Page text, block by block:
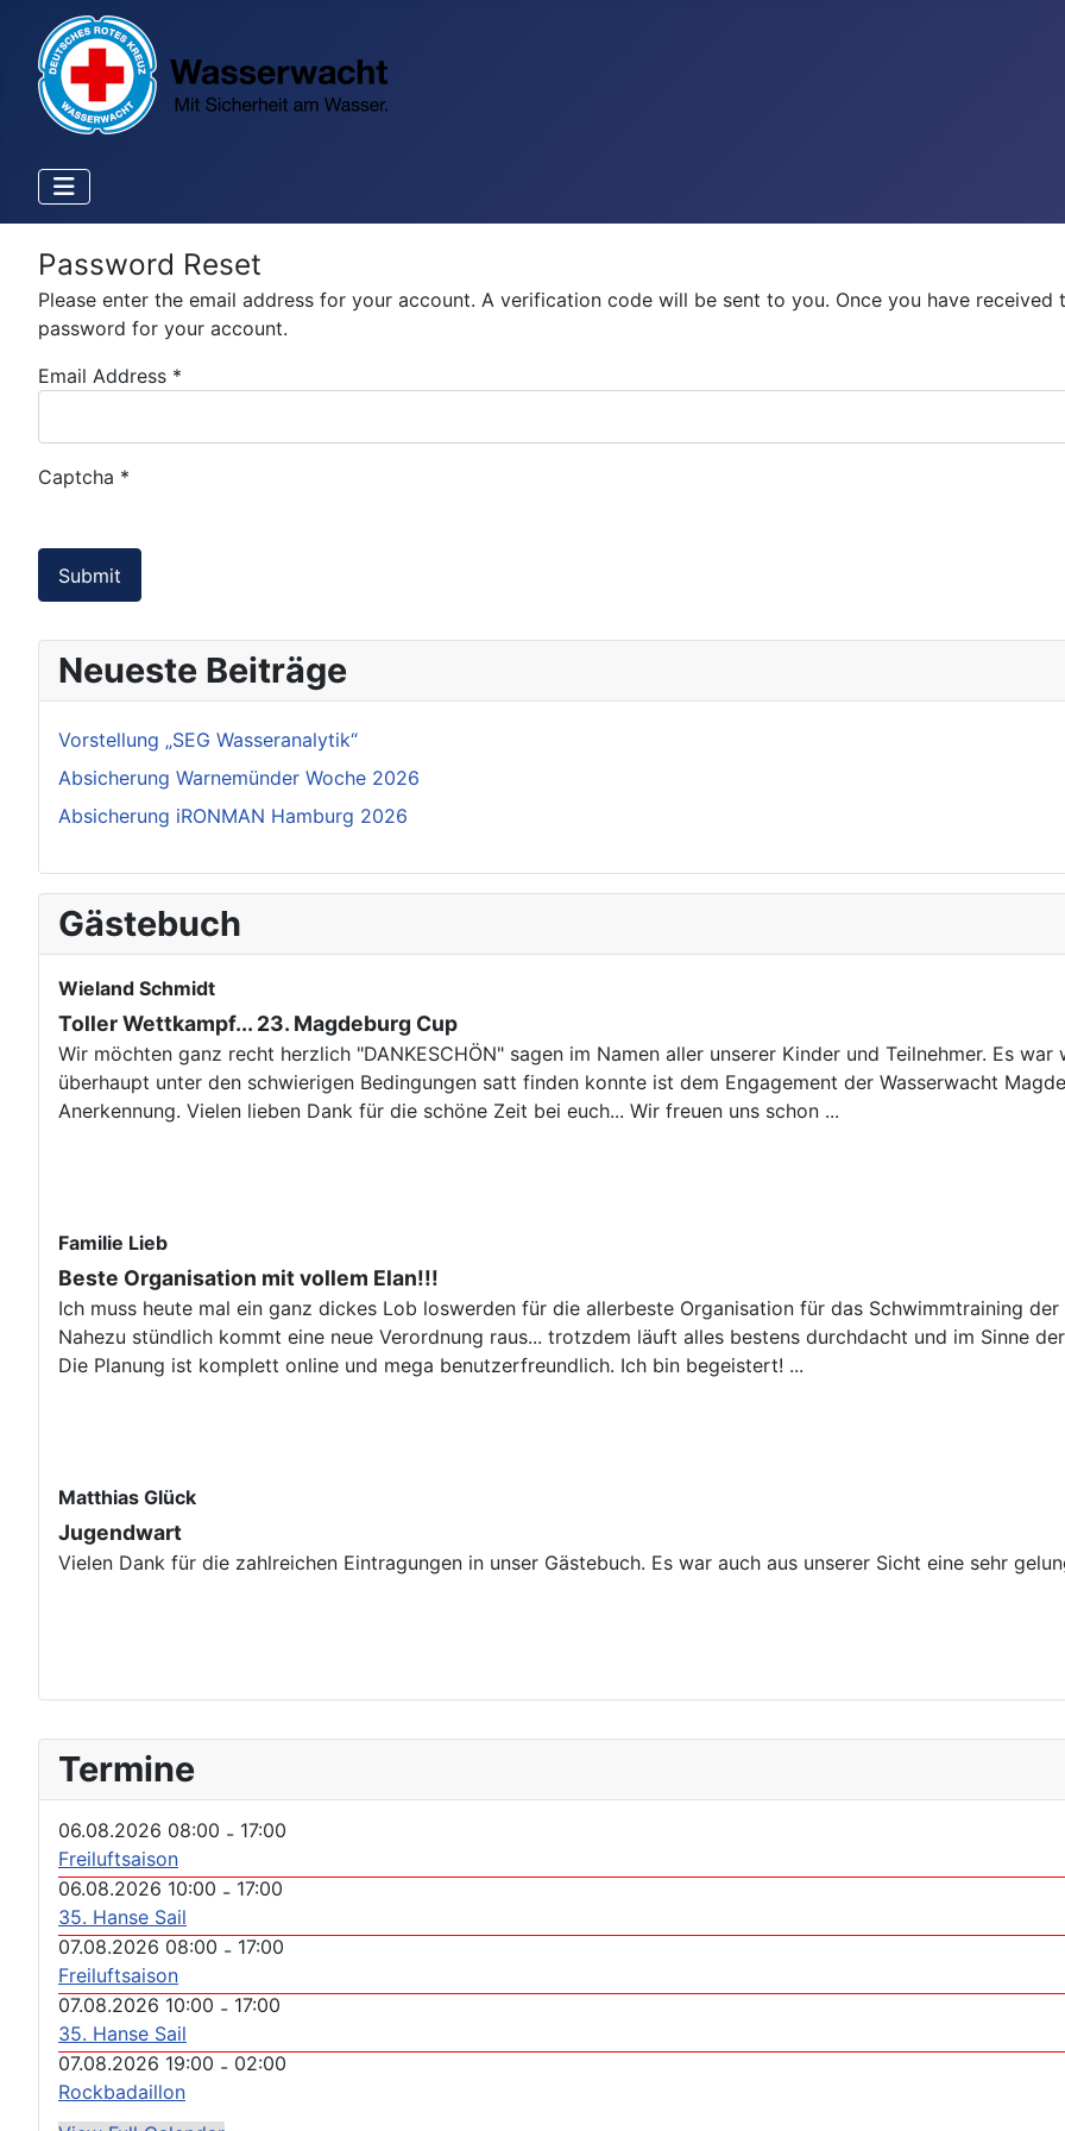
Termine
06.08.2026 08:00 - 17:00
Freiluftsaison
06.08.2026 10:00 - 17:00
35. Hanse Sail
07.08.2026 08:00 - 17:00
Freiluftsaison
07.08.2026 10:00 - 17:00
35. Hanse Sail
07.08.2026 19:00 - 02:00
Rockbadaillon
Password Reset
Please enter the email address for your account. A verification code will be sent to you. Once you have
password for your account.
Email Address *
Captcha *
Submit
Neueste Beiträge
Vorstellung „SEG Wasseranalytik“
Absicherung Warnemünder Woche 2026
Absicherung iRONMAN Hamburg 2026
Gästebuch
Wieland Schmidt
Toller Wettkampf... 23. Magdeburg Cup
Wir möchten ganz recht herzlich "DANKESCHÖN" sagen im Namen aller unserer Kinder und Teilnehmer. Es
überhaupt unter den schwierigen Bedingungen satt finden konnte ist dem Engagement der Wasserwacht
Anerkennung. Vielen lieben Dank für die schöne Zeit bei euch... Wir freuen uns schon ...
Familie Lieb
Beste Organisation mit vollem Elan!!!
Ich muss heute mal ein ganz dickes Lob loswerden für die allerbeste Organisation für das Schwimmtraining
Nahezu stündlich kommt eine neue Verordnung raus... trotzdem läuft alles bestens durchdacht und im Sinne
Die Planung ist komplett online und mega benutzerfreundlich. Ich bin begeistert! ...
Matthias Glück
Jugendwart
Vielen Dank für die zahlreichen Eintragungen in unser Gästebuch. Es war auch aus unserer Sicht eine sehr